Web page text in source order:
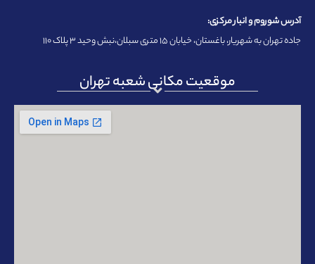
آدرس شوروم و انبار مرکزی:
جاده تهران به شهریار، باغستان، خیابان ۱۵ متری سبلان،نبش وحید ۳ پلاک ۱۱۰
موقعیت مکانی شعبه تهران